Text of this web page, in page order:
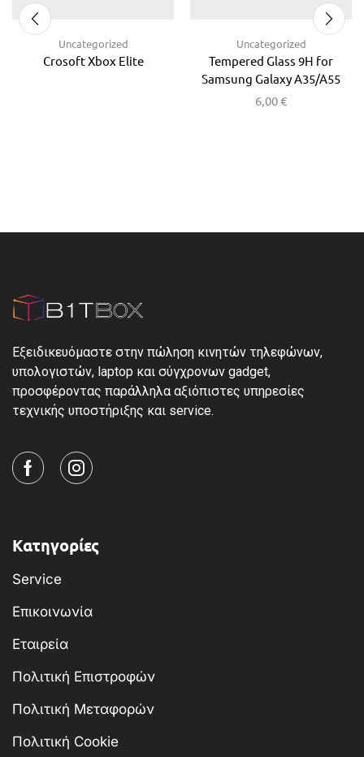
Uncategorized
Crosoft Xbox Elite
Uncategorized
Tempered Glass 9H for
Samsung Galaxy A35/A55
6,00€
Εξειδικευόμαστε στην πώληση κινητών τηλεφώνων,
υπολογιστών, laptop και σύγχρονων gadget,
προσφέροντας παράλληλα αξιόπιστες υπηρεσίες
τεχνικής υποστήριξης και service.
Κατηγορίες
Service
Επικοινωνία
Εταιρεία
Πολιτική Επιστροφών
Πολιτική Μεταφορών
Πολιτική Cookie